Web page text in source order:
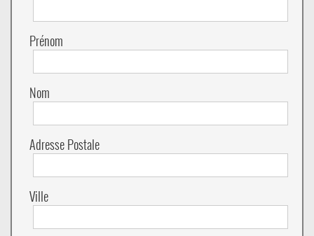
Prénom
Nom
Adresse Postale
Ville